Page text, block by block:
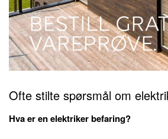
Ofte stilte spørsmål om
Hva er en elektriker befaring?